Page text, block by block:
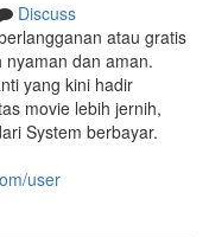
Discuss
atau gratis
dan aman.
yang kini hadir
movie lebih jernih,
System berbayar.
user